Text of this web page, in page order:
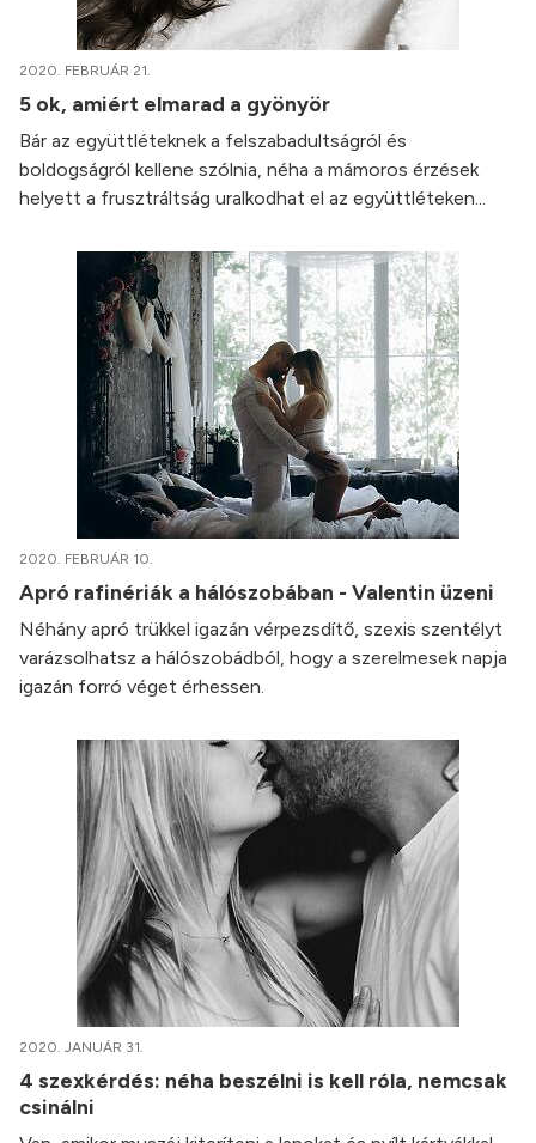
2020. FEBRUÁR 21.
5 ok, amiért elmarad a gyönyör
Bár az együttléteknek a felszabadultságról és
boldogságról kellene szólnia, néha a mámoros érzések
helyett a frusztráltság uralkodhat el az együttléteken...
2020. FEBRUÁR 10.
Apró rafinériák a hálószobában - Valentin üzeni
Néhány apró trükkel igazán vérpezsdítő, szexis szentélyt
varázsolhatsz a hálószobádból, hogy a szerelmesek napja
igazán forró véget érhessen.
2020. JANUÁR 31.
4 szexkérdés: néha beszélni is kell róla, nemcsak
csinálni